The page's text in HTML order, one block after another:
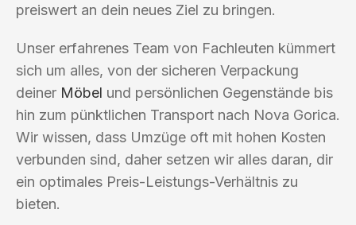
preiswert an dein neues Ziel zu bringen.
Unser erfahrenes Team von Fachleuten kümmert
sich um alles, von der sicheren Verpackung
deiner Möbel und persönlichen Gegenstände bis
hin zum pünktlichen Transport nach Nova Gorica.
Wir wissen, dass Umzüge oft mit hohen Kosten
verbunden sind, daher setzen wir alles daran, dir
ein optimales Preis-Leistungs-Verhältnis zu
bieten.